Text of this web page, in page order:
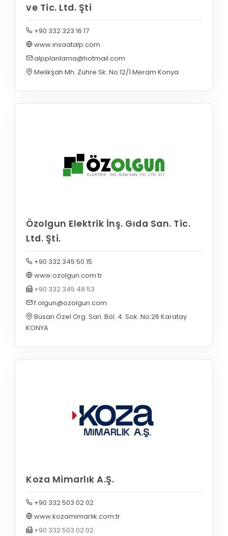
ve Tic. Ltd. Şti
+90 332 323 16 17
www.insaatalp.com
alpplanlama@hotmail.com
Melikşah Mh. Zühre Sk. No:12/1 Meram Konya
Özolgun Elektrik İnş. Gıda San. Tic.
Ltd. Şti.
+90 332 345 50 15
www.ozolgun.com.tr
+90 332 345 48 53
f.olgun@ozolgun.com
Büsan Özel Org. San. Böl. 4. Sok. No:26 Karatay
KONYA
Koza Mimarlık A.Ş.
+90 332 503 02 02
www.kozamimarlik.com.tr
+90 332 503 02 02